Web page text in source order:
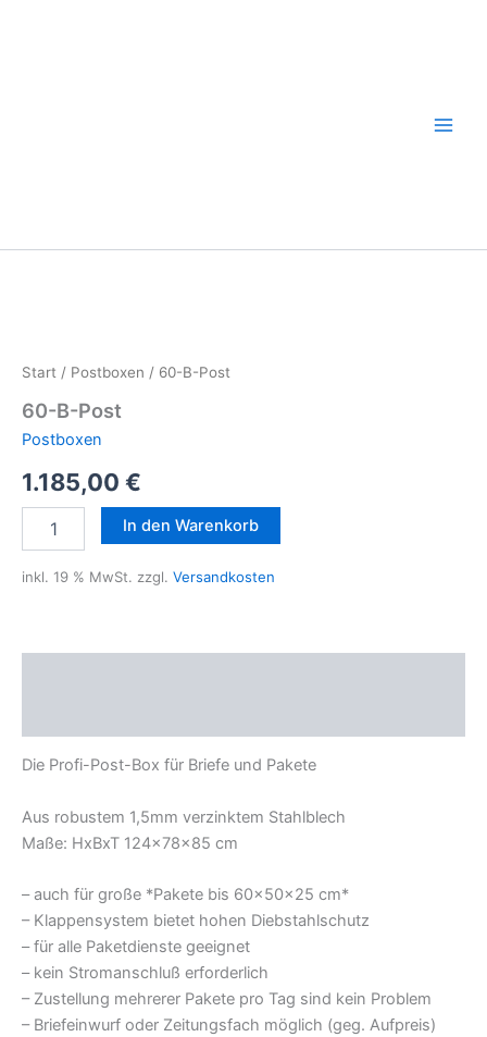
Start / Postboxen / 60-B-Post
60-B-Post
Postboxen
1.185,00 €
Menge
In den Warenkorb
inkl. 19 % MwSt. zzgl. Versandkosten
Die Profi-Post-Box für Briefe und Pakete
Aus robustem 1,5mm verzinktem Stahlblech
Maße: HxBxT 124x78x85 cm
– auch für große *Pakete bis 60x50x25 cm*
– Klappensystem bietet hohen Diebstahlschutz
– für alle Paketdienste geeignet
– kein Stromanschluß erforderlich
– Zustellung mehrerer Pakete pro Tag sind kein Problem
– Briefeinwurf oder Zeitungsfach möglich (geg. Aufpreis)